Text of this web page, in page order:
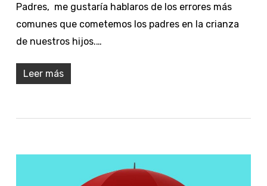
Padres, me gustaría hablaros de los errores más
comunes que cometemos los padres en la crianza
de nuestros hijos.…
Leer más